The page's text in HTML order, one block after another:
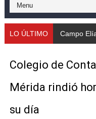
Mérida fortalece su
Gobernación de
Fundecem ofrece
Gobierno
LO ÚLTIMO Campo
Colegio de
Mérida rindió
su día